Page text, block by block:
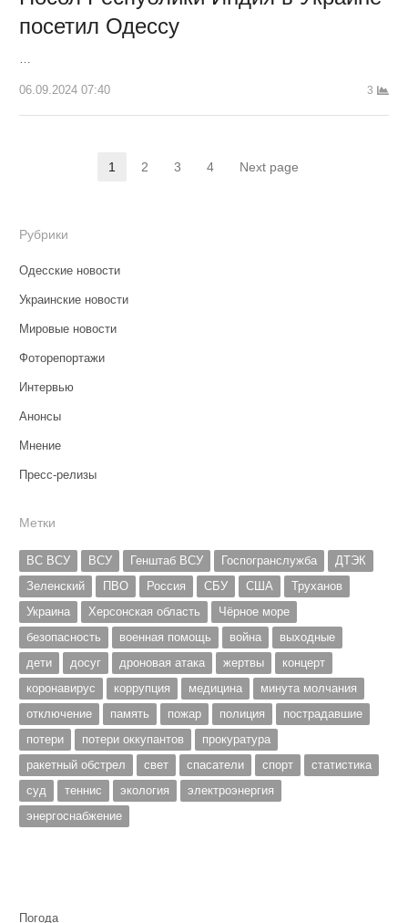
посетил Одессу
…
06.09.2024 07:40 3
Пагинация
Страница
1 Страница
2 Страница
3 Страница
4 Next page
Рубрики
Одесские новости
Украинские новости
Мировые новости
Фоторепортажи
Интервью
Анонсы
Мнение
Пресс-релизы
Метки
ВС ВСУ ВСУ Генштаб ВСУ Госпогранслужба
ДТЭК
Зеленский
ПВО Россия СБУ США
Труханов
Украина
Херсонская область
Чёрное море
безопасность
военная помощь война
выходные
дети
досуг дроновая атака жертвы
концерт
коронавирус
коррупция медицина
минута молчания
отключение
память пожар полиция
пострадавшие
потери
потери оккупантов
прокуратура
ракетный обстрел
свет спасатели спорт
статистика
суд
теннис экология
электроэнергия
энергоснабжение
Погода